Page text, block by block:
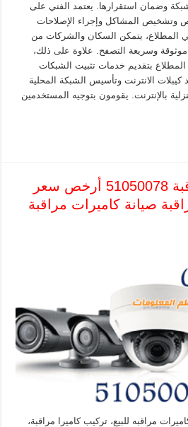
وضمان استقرارها. يعتمد الفني على
وتشخيص المشاكل وإجراء الإصلاحات
المطلاع، يتمكن السكان والشركات من
موثوقة وسريعة التصفح. علاوة على ذلك،
بتقديم خدمات تثبيت الشبكات
كيبلات الانترنت وتأسيس الشبكة المحلية
بالإنترنت. يقومون بتوجيه المستخدمين
صيانة كاميرات مراقبة 51050078 أرخص سعر
صيانة كاميرات مراقبة
مراقبه للبيع، تركيب كاميرا مراقبة،